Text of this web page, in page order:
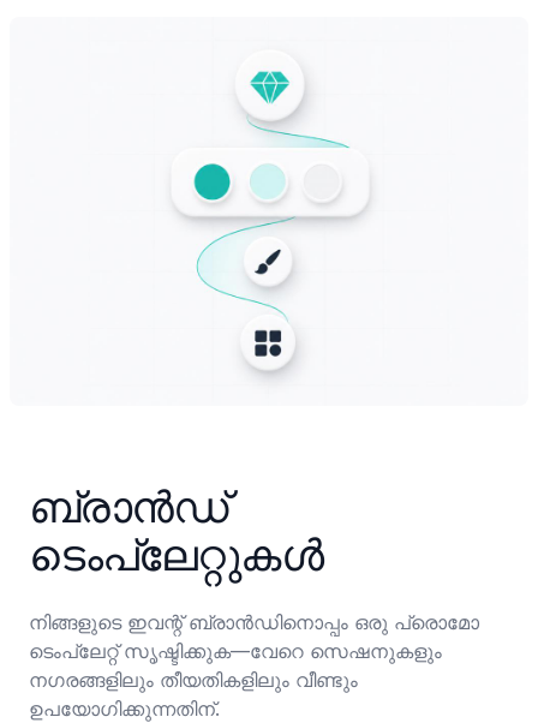
ബ്രാന്‍ഡ്
ടെംപ്ലേറ്റുകള്‍
നിങ്ങളുടെ ഇവന്റ് ബ്രാൻഡിനൊപ്പം ഒരു പ്രൊമോ
ടെം‌പ്ലേറ്റ് സൃഷ്ടിക്കുക—വേറെ സെഷനുകളും
നഗരങ്ങളിലും തീയതികളിലും വീണ്ടും
ഉപയോഗിക്കുന്നതിന്.